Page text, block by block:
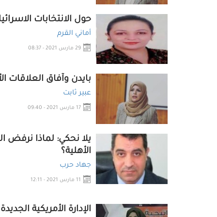
حول الانتخابات
أماني القرم
29 مارس 2021 - 08:37
بايدن وآفاق العلاقات
عبير ثابت
17 مارس 2021 - 09:40
يلا نحكي: لماذا نرفض
الأهلية؟
جهاد حرب
11 مارس 2021 - 12:11
الإدارة الأمريكية